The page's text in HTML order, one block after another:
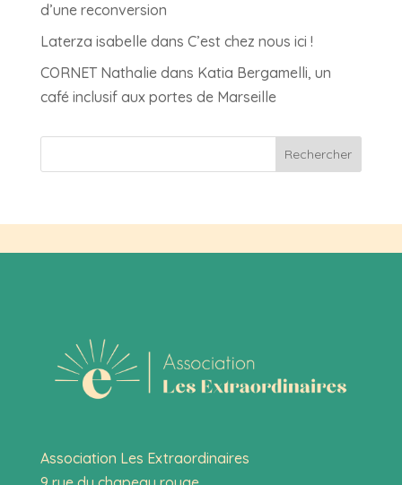
d’une reconversion
Laterza isabelledans C’est chez nous ici !
CORNET Nathaliedans Katia Bergamelli, un
café inclusif aux portes de Marseille
Rechercher
Association Les Extraordinaires